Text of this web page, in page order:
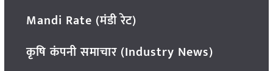
Mandi Rate (मंडी रेट)
कृषि कंपनी समाचार (Industry News)